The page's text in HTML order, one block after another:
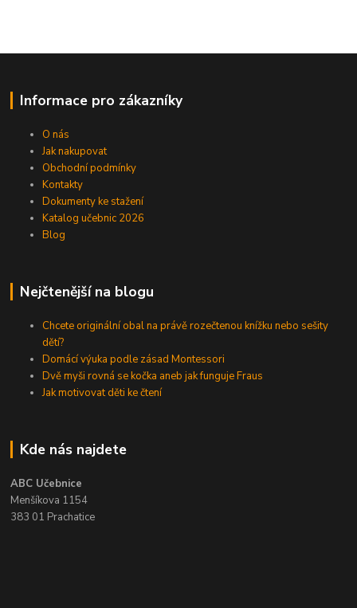
Informace pro zákazníky
O nás
Jak nakupovat
Obchodní podmínky
Kontakty
Dokumenty ke stažení
Katalog učebnic 2026
Blog
Nejčtenější na blogu
Chcete originální obal na právě rozečtenou knížku nebo sešity
dětí?
Domácí výuka podle zásad Montessori
Dvě myši rovná se kočka aneb jak funguje Fraus
Jak motivovat děti ke čtení
Kde nás najdete
ABC Učebnice
Menšíkova 1154
383 01 Prachatice